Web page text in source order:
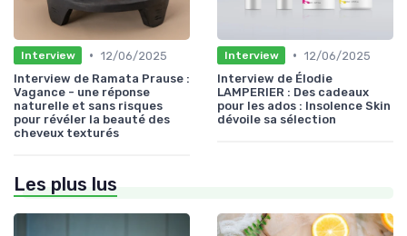
Interview • 12/06/2025
Interview de Ramata Prause :
Vagance - une réponse
naturelle et sans risques
pour révéler la beauté des
cheveux texturés
Interview • 12/06/2025
Interview de Élodie
LAMPERIER : Des cadeaux
pour les ados : Insolence Skin
dévoile sa sélection
Les plus lus